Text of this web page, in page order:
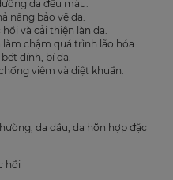
da đều màu.
năng bảo vệ da.
và cải thiện làn da.
chậm quá trình lão hóa.
dính, bí da.
viêm và diệt khuẩn.
da dầu, da hỗn hợp đặc
hồi